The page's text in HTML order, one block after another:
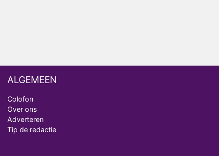
ALGEMEEN
Colofon
Over ons
Adverteren
Tip de redactie